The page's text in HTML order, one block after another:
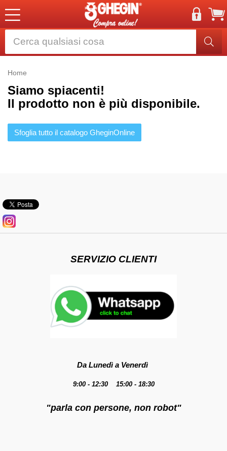
Home
Siamo spiacenti!
Il prodotto non è più disponibile.
Sfoglia tutto il catalogo GheginOnline
SERVIZIO CLIENTI
Da Lunedì a Venerdì
9:00 - 12:30 15:00 - 18:30
"parla con persone, non robot"